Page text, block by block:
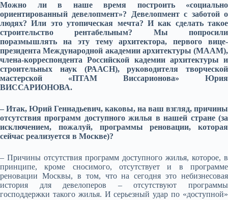
Можно ли в наше время построить «социально
ориентированный девелопмент»? Девелопмент с заботой о
людях? Или это утопическая мечта? И как сделать такое
строительство рентабельным? Мы попросили
поразмышлять на эту тему архитектора, первого вице-
президента Международной академии архитектуры (МААМ),
члена-корреспондента Российской кадемии архитектуры и
строительных наук (РААСН), руководителя творческой
мастерской «ПТАМ Виссарионова» Юрия
ВИССАРИОНОВА.
– Итак, Юрий Геннадьевич, каковы, на ваш взгляд, причины
отсутствия программ доступного жилья в нашей стране (за
исключением, пожалуй, программы реновации, которая
сейчас реализуется в Москве)?
– Причины отсутствия программ доступного жилья, которое, в
принципе, кроме сносимого, отсутствует и в программе
реновации Москвы, в том, что на сегодня это небизнесовая
история для девелоперов – отсутствуют программы
господдержки такого жилья. И серьезный удар по «доступной»